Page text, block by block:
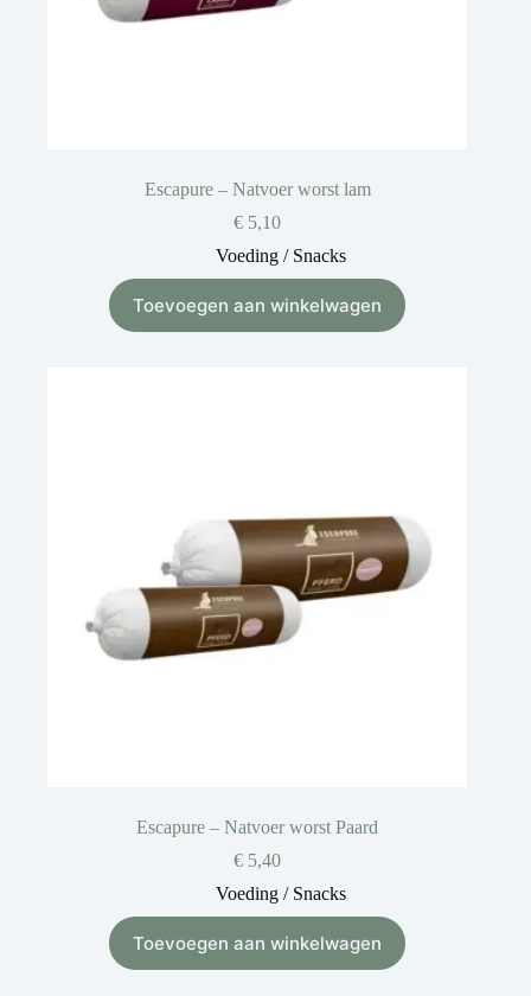
Escapure – Natvoer worst lam
€ 5,10
Voeding / Snacks
Toevoegen aan winkelwagen
Escapure – Natvoer worst Paard
€ 5,40
Voeding / Snacks
Toevoegen aan winkelwagen